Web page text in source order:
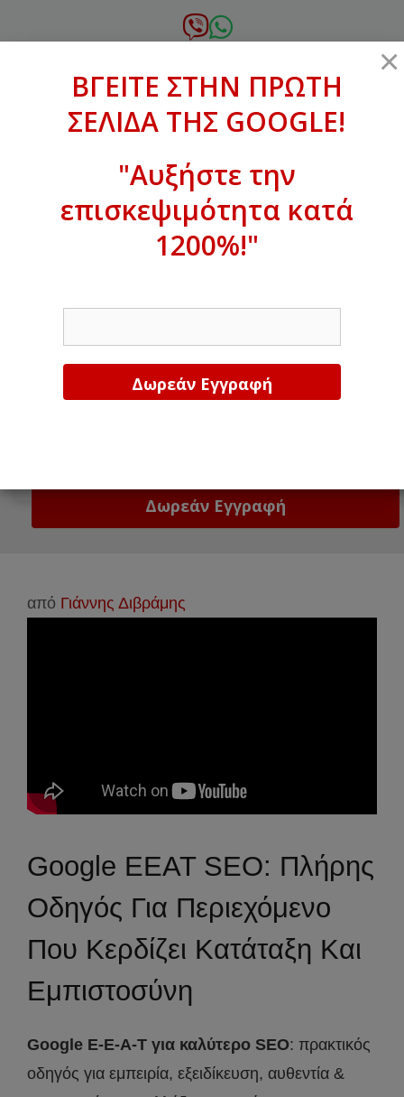
σε
xanthogenous@gmail.com
ΒΓΕΙΤΕ ΣΤΗΝ ΠΡΩΤΗ ΣΕΛΙΔΑ ΤΗΣ
GOOGLE!
από Γιάννης Διβράμης
Google EEAT SEO: Πλήρης
Οδηγός Για Περιεχόμενο
Που Κερδίζει Κατάταξη Και
Εμπιστοσύνη
Google E-E-A-T για καλύτερο SEO: πρακτικός
οδηγός για εμπειρία, εξειδίκευση, αυθεντία &
×
ΒΓΕΙΤΕ ΣΤΗΝ ΠΡΩΤΗ
ΣΕΛΙΔΑ ΤΗΣ GOOGLE!
"Αυξήστε την
επισκεψιμότητα κατά
1200%!"